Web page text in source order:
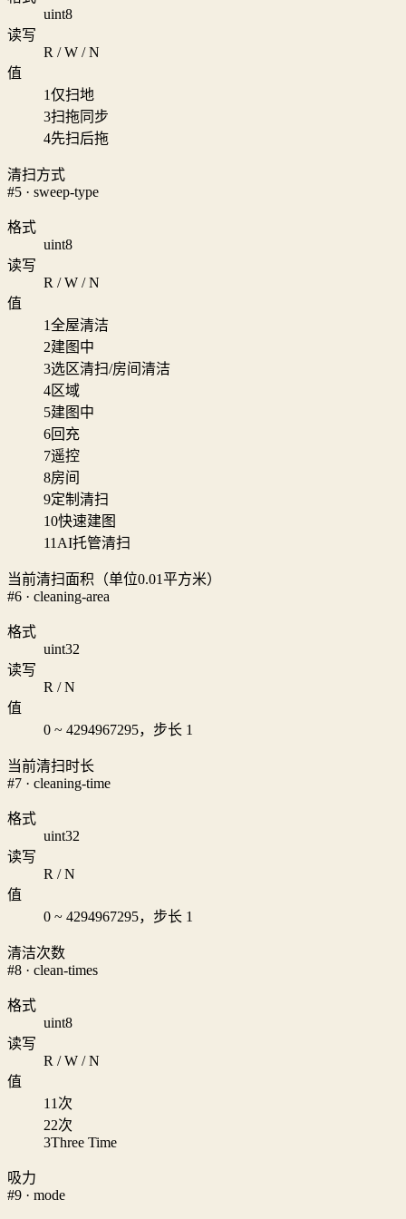
uint8
读写
R / W / N
值
1仅扫地
3扫拖同步
4先扫后拖
清扫方式
#5 · sweep-type
格式
uint8
读写
R / W / N
值
1全屋清洁
2建图中
3选区清扫/房间清洁
4区域
5建图中
6回充
7遥控
8房间
9定制清扫
10快速建图
11 AI托管清扫
当前清扫面积（单位0.01平方米）
#6 · cleaning-area
格式
uint32
读写
R / N
值
0 ~ 4294967295，步长 1
当前清扫时长
#7 · cleaning-time
格式
uint32
读写
R / N
值
0 ~ 4294967295，步长 1
清洁次数
#8 · clean-times
格式
uint8
读写
R / W / N
值
1 1次
22次
3Three Time
吸力
#9 · mode